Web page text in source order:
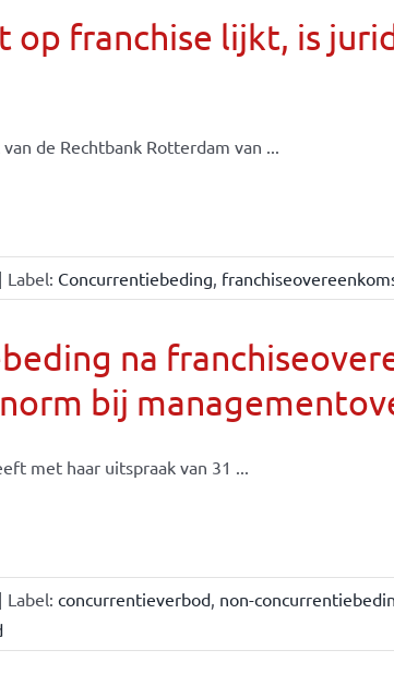
op franchise lijkt, is
de Rechtbank Rotterdam van ...
| Label: Concurrentiebeding,
na
bij
met haar uitspraak van 31 ...
| Label: concurrentieverbod, non-